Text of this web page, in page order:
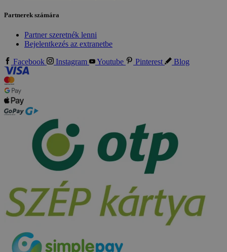
Partnerek számára
Partner szeretnék lenni
Bejelentkezés az extranetbe
Facebook Instagram Youtube Pinterest Blog